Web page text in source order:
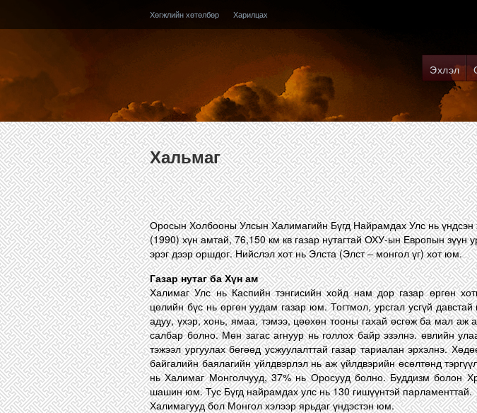
Эхлэл
Хөгжлийн хөтөлбөр Харилцах
Хальмаг
Оросын Холбооны Улсын Халимагийн Бүгд Найрамдах Улс нь үндсэн
(1990) хүн амтай, 76,150 км кв газар нутагтай ОХУ-ын Европын зүүн
эрэг дээр оршдог. Нийслэл хот нь Элста (Элст – монгол үг) хот юм.
Газар нутаг ба Хүн ам
Халимаг Улс нь Каспийн тэнгисийн хойд нам дор газар өргөн
цөлийн бүс нь өргөн уудам газар юм. Тогтмол, урсгал усгүй
адуу, үхэр, хонь, ямаа, тэмээ, цөөхөн тооны гахай өсгөж ба мал аж
салбар болно. Мөн загас агнуур нь голлох байр эзэлнэ. өвлийн
тэжээл ургуулах бөгөөд усжуулалттай газар тариалан эрхэлнэ.
байгалийн баялагийн үйлдвэрлэл нь аж үйлдвэрийн өсөлтөнд
нь Халимаг Монголчууд, 37% нь Оросууд болно. Буддизм болон
шашин юм. Тус Бүгд найрамдах улс нь 130 гишүүнтэй парламенттай.
Халимагууд бол Монгол хэлээр ярьдаг үндэстэн юм.